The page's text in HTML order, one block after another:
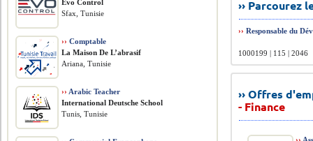
››
››Responsable du
1000199 | 115 | 2046
›› Offres
- Finance
Evo Control
Sfax, Tunisie
›› Comptable
La Maison De L’abrasif
Ariana, Tunisie
›› Arabic Teacher
International Deutsche School
Tunis, Tunisie